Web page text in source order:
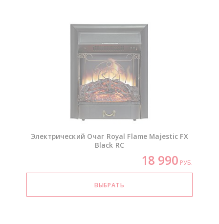
Электрический Очаг Royal Flame Majestic FX
Black RC
18 990 РУБ.